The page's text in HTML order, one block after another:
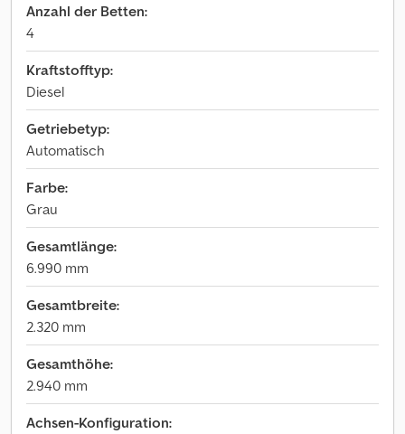
Anzahl der Betten:
4
Kraftstofftyp:
Diesel
Getriebetyp:
Automatisch
Farbe:
Grau
Gesamtlänge:
6.990 mm
Gesamtbreite:
2.320 mm
Gesamthöhe:
2.940 mm
Achsen-Konfiguration: